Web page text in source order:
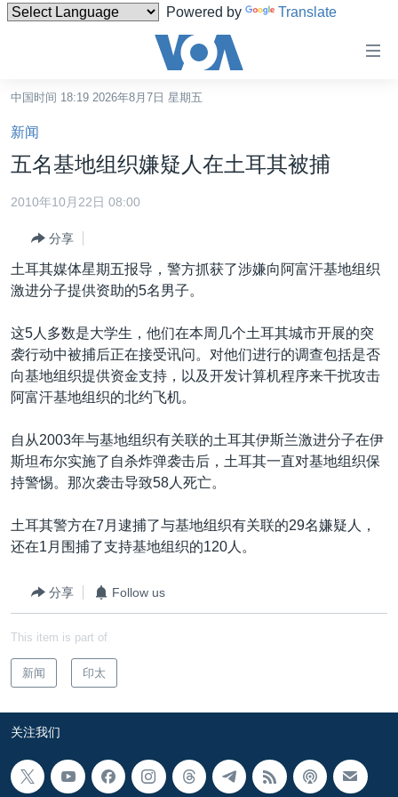
Powered by Translate
碍
链
接
跳
转
跳
到
导
跳
转
检
港澳
国际
印太
中东
欧洲
非洲
美洲
经济·金融·贸易
人权·法律·宗教
科教·文娱·体健
军事
劳工
美中关系
热点专题
白宫要闻
国会报道
美中关系
埃博拉疫情
重要讲话与声明
南中国海争端
关注新疆
GEN Z 看美国
VOA视频
VOA今日焦点
中文广播
关注我们
其他语言网站
中国时间 18:19 2026年8月7日 星期五
新闻
五名基地组织嫌疑人在土耳其被捕
2010年10月22日 08:00
分享
土耳其媒体星期五报导，警方抓获了涉嫌向阿富汗基地组织
激进分子提供资助的5名男子。
这5人多数是大学生，他们在本周几个土耳其城市开展的突
袭行动中被捕后正在接受讯问。对他们进行的调查包括是否
向基地组织提供资金支持，以及开发计算机程序来干扰攻击
阿富汗基地组织的北约飞机。
自从2003年与基地组织有关联的土耳其伊斯兰激进分子在伊
斯坦布尔实施了自杀炸弹袭击后，土耳其一直对基地组织保
持警惕。那次袭击导致58人死亡。
土耳其警方在7月逮捕了与基地组织有关联的29名嫌疑人，
还在1月围捕了支持基地组织的120人。
分享 Follow us
This item is part of
新闻 印太
关注我们